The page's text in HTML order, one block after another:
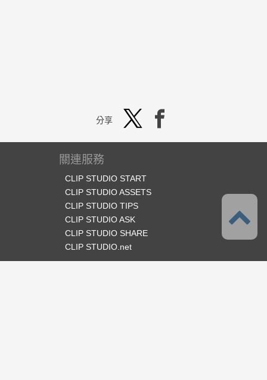
分享
關連服務
CLIP STUDIO START
CLIP STUDIO ASSETS
CLIP STUDIO TIPS
CLIP STUDIO ASK
CLIP STUDIO SHARE
CLIP STUDIO.net